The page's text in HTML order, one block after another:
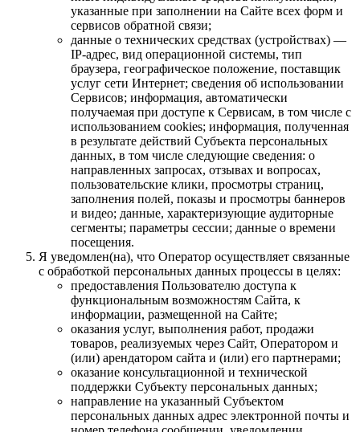
указанные при заполнении на Сайте всех форм и
сервисов обратной связи;
данные о технических средствах (устройствах) —
IP-адрес, вид операционной системы, тип
браузера, географическое положение, поставщик
услуг сети Интернет; сведения об использовании
Сервисов; информация, автоматически
получаемая при доступе к Сервисам, в том числе с
использованием cookies; информация, полученная
в результате действий Субъекта персональных
данных, в том числе следующие сведения: о
направленных запросах, отзывах и вопросах,
пользовательские клики, просмотры страниц,
заполнения полей, показы и просмотры баннеров
и видео; данные, характеризующие аудиторные
сегменты; параметры сессии; данные о времени
посещения.
Я уведомлен(на), что Оператор осуществляет связанные
с обработкой персональных данных процессы в целях:
предоставления Пользователю доступа к
функциональным возможностям Сайта, к
информации, размещенной на Сайте;
оказания услуг, выполнения работ, продажи
товаров, реализуемых через Сайт, Оператором и
(или) арендатором сайта и (или) его партнерами;
оказание консультационной и технической
поддержки Субъекту персональных данных;
направление на указанный Субъектом
персональных данных адрес электронной почты и